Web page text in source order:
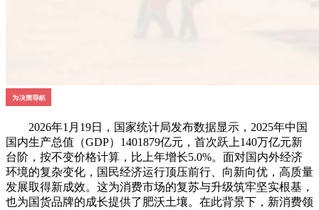
2026年1月19日，国家统计局发布数据显示，2025年中国
国内生产总值（GDP）1401879亿元，首次跃上140万亿元新
台阶，按不变价格计算，比上年增长5.0%。面对国内外经济
环境的复杂变化，国民经济运行顶压前行、向新向优，高质量
发展取得新成效。这为消费市场的复苏与升级筑牢坚实根基，
也为国货品牌的成长提供了肥沃土壤。在此背景下，新消费领